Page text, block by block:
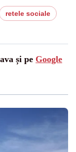
retele sociale
și pe Google